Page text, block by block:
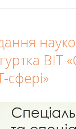
BIT
сфері»